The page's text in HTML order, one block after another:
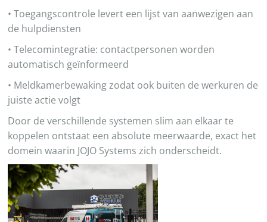
• Toegangscontrole levert een lijst van aanwezigen aan
de hulpdiensten
• Telecomintegratie: contactpersonen worden
automatisch geïnformeerd
• Meldkamerbewaking zodat ook buiten de werkuren de
juiste actie volgt
Door de verschillende systemen slim aan elkaar te
koppelen ontstaat een absolute meerwaarde, exact het
domein waarin JOJO Systems zich onderscheidt.